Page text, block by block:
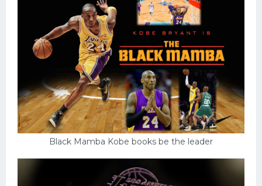
Black Mamba Kobe books be the leader